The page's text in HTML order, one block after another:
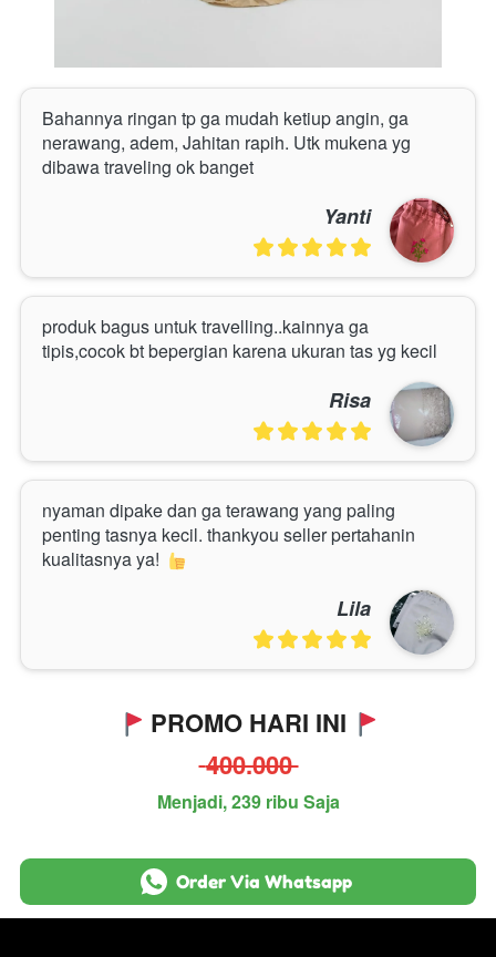
Bahannya ringan tp ga mudah ketiup angin, ga
nerawang, adem, Jahitan rapih. Utk mukena yg
dibawa traveling ok banget
Yanti
produk bagus untuk travelling..kainnya ga
tipis,cocok bt bepergian karena ukuran tas yg kecil
Risa
nyaman dipake dan ga terawang yang paling
penting tasnya kecil. thankyou seller pertahanin
kualitasnya ya!
Lila
PROMO HARI INI
400.000
Menjadi, 239 ribu Saja
` Order Via Whatsapp